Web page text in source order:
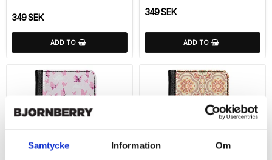
Samtycke Information Om
349 SEK
ADD TO
349 SEK
ADD TO